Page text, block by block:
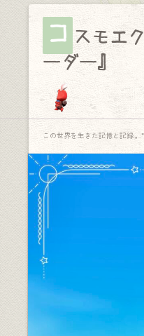
コ スモエ
ーダー』
この世界を生きた記憶と記録.｡.:*